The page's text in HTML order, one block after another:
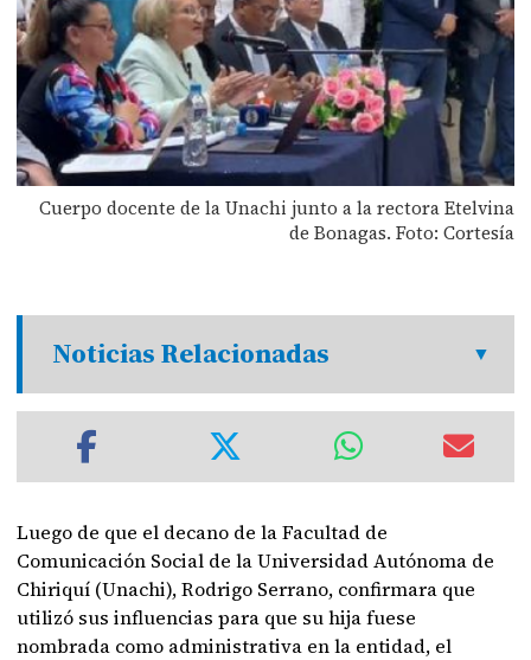
Cuerpo docente de la Unachi junto a la rectora Etelvina
de Bonagas. Foto: Cortesía
Noticias Relacionadas
Luego de que el decano de la Facultad de
Comunicación Social de la Universidad Autónoma de
Chiriquí (Unachi), Rodrigo Serrano, confirmara que
utilizó sus influencias para que su hija fuese
nombrada como administrativa en la entidad, el